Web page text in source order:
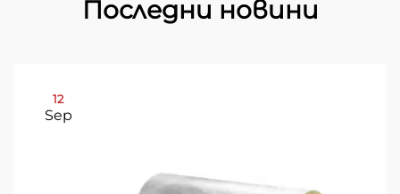
Последни новини
12
Sep